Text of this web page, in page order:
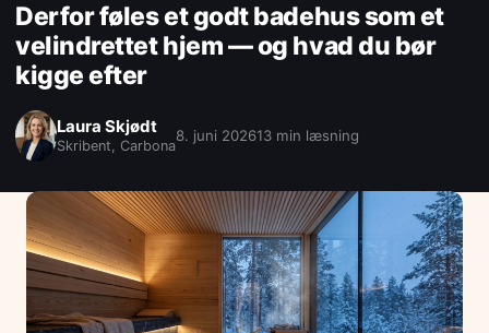
Derfor føles et godt badehus som et
velindrettet hjem — og hvad du bør
kigge efter
Laura Skjødt
Skribent, Carbona
8. juni 202613 min læsning